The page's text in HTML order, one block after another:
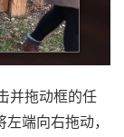
并拖动框的任
端向右拖动，